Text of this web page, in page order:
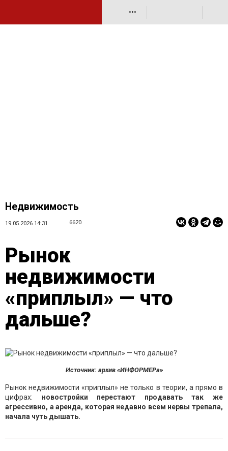
•••
Недвижимость
19.05.2026 14:31 6620
Рынок
недвижимости
«приплыл» — что
дальше?
Источник: архив «ИНФОРМЕРа»
Рынок недвижимости «приплыл» не только в теории, а прямо в
цифрах: новостройки перестают продавать так же
агрессивно, а аренда, которая недавно всем нервы трепала,
начала чуть дышать.